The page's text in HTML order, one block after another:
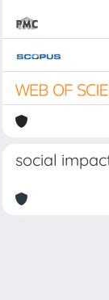
social